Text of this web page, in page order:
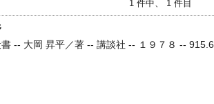
1 件中、 1 件目
-- 大岡 昇平／著 -- 講談社 -- １９７８ -- 915.6